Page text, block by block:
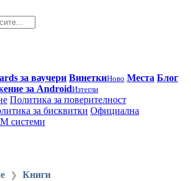
за ваучери ВинеткиНово Места Блог
за AndroidИзтегли
Политика за поверителност
за бисквитки Официална
системи
❯
Книги